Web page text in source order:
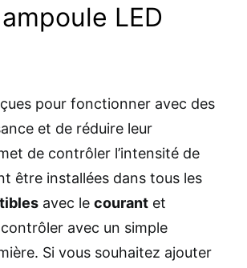
LED
pour fonctionner avec des
et de réduire leur
de contrôler l’intensité de
être installées dans tous les
avec le courant et
avec un simple
Si vous souhaitez ajouter